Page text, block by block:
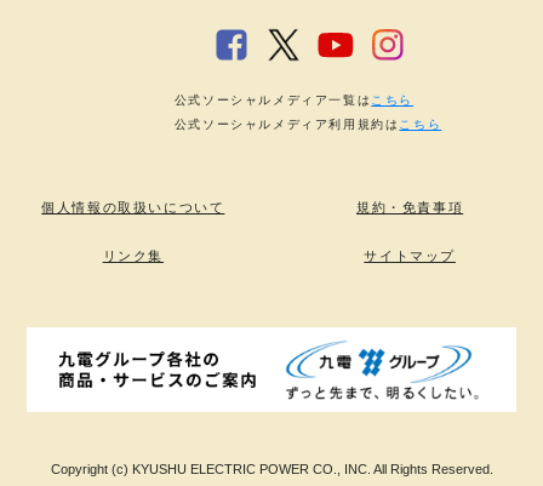
個人情報の取扱いについて 規約・免責事項
リンク集 サイトマップ
Copyright (c) KYUSHU ELECTRIC POWER CO., INC. All Rights Reserved.
公式ソーシャルメディア一覧は こちら
公式ソーシャルメディア利用規約は こちら